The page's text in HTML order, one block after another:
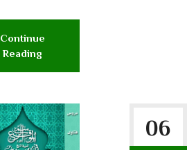
Continue
Reading
06